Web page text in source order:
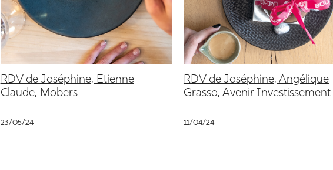
RDV de Joséphine, Etienne
Claude, Mobers
23/05/24
RDV de Joséphine, Angélique
Grasso, Avenir Investissement
11/04/24